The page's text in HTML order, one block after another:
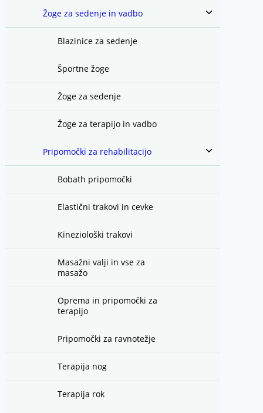
Žoge za sedenje in vadbo
Toggle
menu
Blazinice za sedenje
Športne žoge
Žoge za sedenje
Žoge za terapijo in vadbo
Pripomočki za rehabilitacijo
Toggle
menu
Bobath pripomočki
Elastični trakovi in cevke
Kineziološki trakovi
Masažni valji in vse za
masažo
Oprema in pripomočki za
terapijo
Pripomočki za ravnotežje
Terapija nog
Terapija rok